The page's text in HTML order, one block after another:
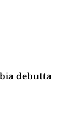
debutta